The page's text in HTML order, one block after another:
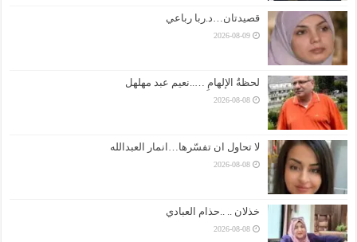
قصيدتان…د.ربا رباعي
2026-08-09
لحظةُ الإلهامِ …..نعيم عبد مهلهل
2026-08-08
لا تحاول ان تفسّرها…انمار العبدالله
2026-08-08
خذلان .. ..حذام العبادي
2026-08-08